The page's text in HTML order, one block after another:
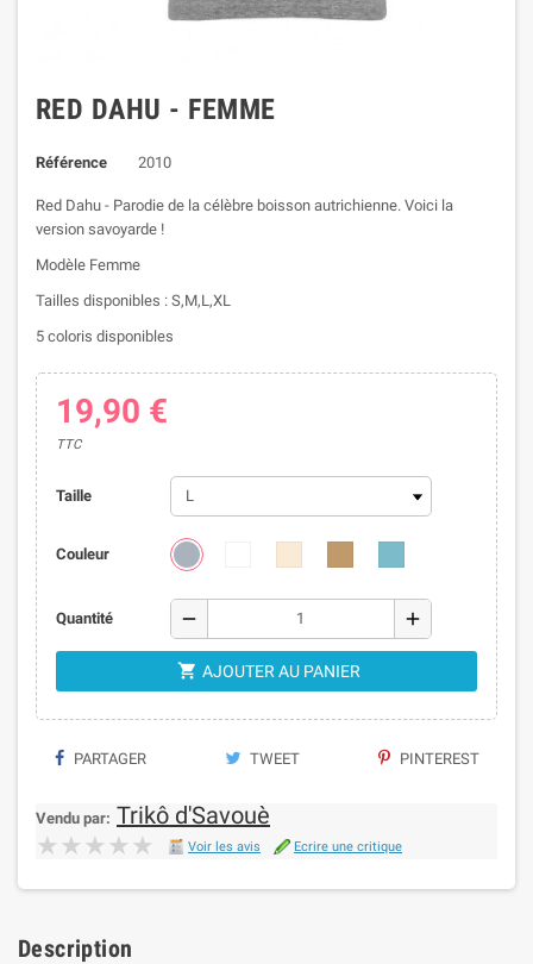
RED DAHU - FEMME
Référence 2010
Red Dahu - Parodie de la célèbre boisson autrichienne. Voici la
version savoyarde !
Modèle Femme
Tailles disponibles : S,M,L,XL
5 coloris disponibles
19,90 €
TTC
Taille
Couleur
Quantité remove add
 AJOUTER AU PANIER
PARTAGER TWEET PINTEREST
Vendu par: Trikô d'Savouè
★★★★★
★★★★★ Voir les avis Ecrire une critique
Description